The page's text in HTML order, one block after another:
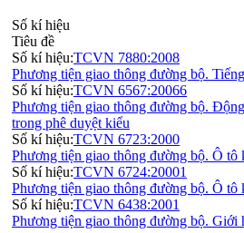
Số kí hiệu
Tiêu đề
Số kí hiệu:TCVN 7880:2008
Phương tiện giao thông đường bộ.
Số kí hiệu:TCVN 6567:20066
Phương tiện giao thông đường bộ.
trong phê duyệt kiểu
Số kí hiệu:TCVN 6723:2000
Phương tiện giao thông đường bộ. Ô tô
Số kí hiệu:TCVN 6724:20001
Phương tiện giao thông đường bộ. Ô tô
Số kí hiệu:TCVN 6438:2001
Phương tiện giao thông đường bộ. Giới